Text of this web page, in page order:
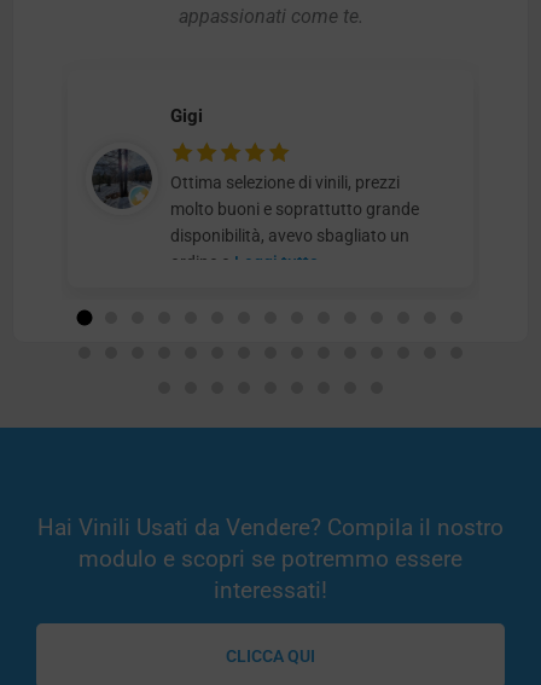
appassionati come te.
Gigi
Ottima selezione di vinili, prezzi
molto buoni e soprattutto grande
disponibilità, avevo sbagliato un
ordine e Leggi tutto
Hai Vinili Usati da Vendere? Compila il nostro
modulo e scopri se potremmo essere
interessati!
CLICCA QUI